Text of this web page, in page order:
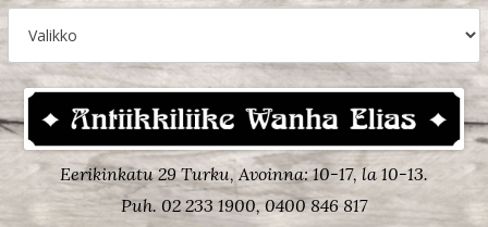
Eerikinkatu 29 Turku, Avoinna: 10-17, la 10-13.
Puh. 02 233 1900, 0400 846 817